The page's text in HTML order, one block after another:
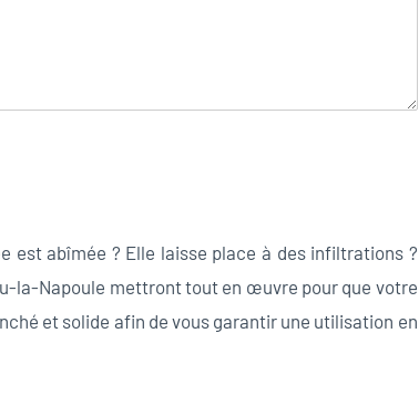
est abîmée ? Elle laisse place à des infiltrations ?
la-Napoule mettront tout en œuvre pour que votre
et solide afin de vous garantir une utilisation en